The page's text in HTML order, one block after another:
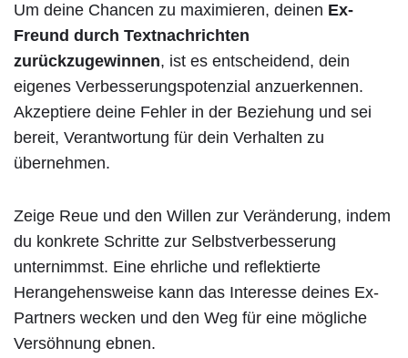
Um deine Chancen zu maximieren, deinen Ex-
Freund durch Textnachrichten
zurückzugewinnen, ist es entscheidend, dein
eigenes Verbesserungspotenzial anzuerkennen.
Akzeptiere deine Fehler in der Beziehung und sei
bereit, Verantwortung für dein Verhalten zu
übernehmen.
Zeige Reue und den Willen zur Veränderung, indem
du konkrete Schritte zur Selbstverbesserung
unternimmst. Eine ehrliche und reflektierte
Herangehensweise kann das Interesse deines Ex-
Partners wecken und den Weg für eine mögliche
Versöhnung ebnen.